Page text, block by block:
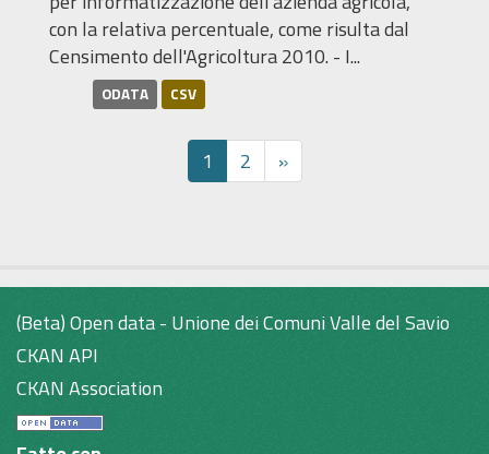
con la relativa percentuale, come risulta dal
Censimento dell'Agricoltura 2010. - I...
ODATA CSV
1 2 »
(Beta) Open data - Unione dei Comuni Valle del Savio
CKAN API
CKAN Association